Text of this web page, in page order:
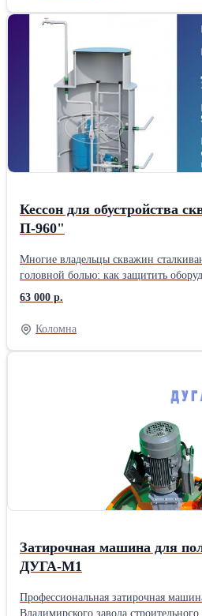
Кессон для обустройства
П-960"
Многие владельцы скважин
головной болью: как защитить
грунтовых вод? Мы рекомендуем проверенное решение —
кессон «Титан П-960». Почему именно он? ✅
Выполнен из качественного
гниет и не требует дополнительной
Герметичность. Конструкция
верховодки в скважину. Ваша вода
Удобство. Внутри достаточно места
гидроаккумулятора и фильтров.
можно в полный рост, а не «на
Срок службы такого кессона — более
Пишите в комментариях или в
63 000 р.
Коломна
Затирочная машина для
ДУГА-М1
Профессиональная затирочная
Владимирского завода